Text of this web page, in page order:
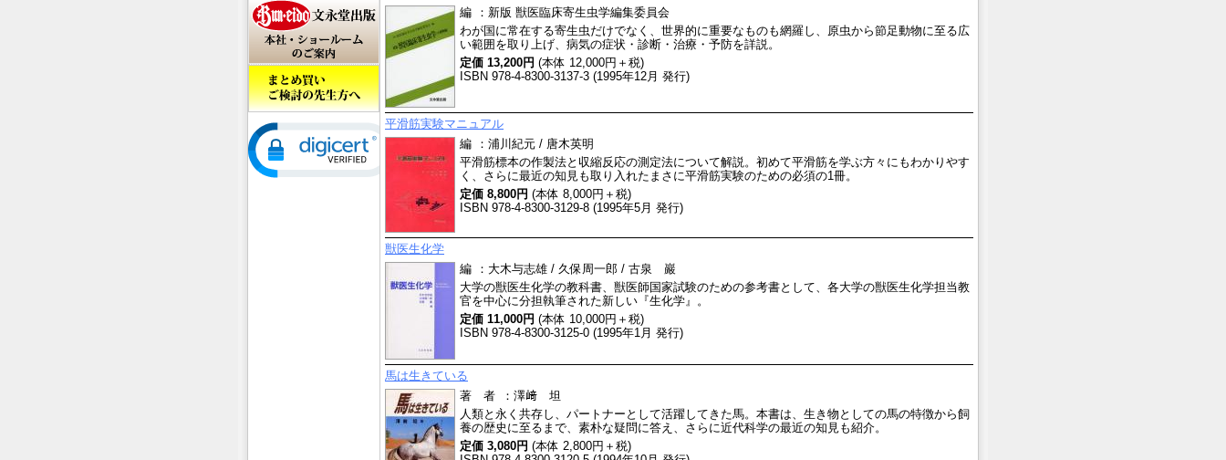
編
： 新版 獣医臨床寄生虫学編集委員会
わが国に常在する寄生虫だけでなく、世界的に重要なものも網羅し、原虫から節足動物に至る広
い範囲を取り上げ、病気の症状・診断・治療・予防を詳説。
定価 13,200円 (本体 12,000円＋税)
ISBN 978-4-8300-3137-3 (1995年12月 発行)
平滑筋実験マニュアル
編
： 浦川紀元 / 唐木英明
平滑筋標本の作製法と収縮反応の測定法について解説。初めて平滑筋を学ぶ方々にもわかりやす
く、さらに最近の知見も取り入れたまさに平滑筋実験のための必須の1冊。
定価 8,800円 (本体 8,000円＋税)
ISBN 978-4-8300-3129-8 (1995年5月 発行)
獣医生化学
編
： 大木与志雄 / 久保周一郎 / 古泉 巖
大学の獣医生化学の教科書、獣医師国家試験のための参考書として、各大学の獣医生化学担当教
官を中心に分担執筆された新しい『生化学』。
定価 11,000円 (本体 10,000円＋税)
ISBN 978-4-8300-3125-0 (1995年1月 発行)
馬は生きている
著 者
： 澤﨑 坦
人類と永く共存し、パートナーとして活躍してきた馬。本書は、生き物としての馬の特徴から飼
養の歴史に至るまで、素朴な疑問に答え、さらに近代科学の最近の知見も紹介。
定価 3,080円 (本体 2,800円＋税)